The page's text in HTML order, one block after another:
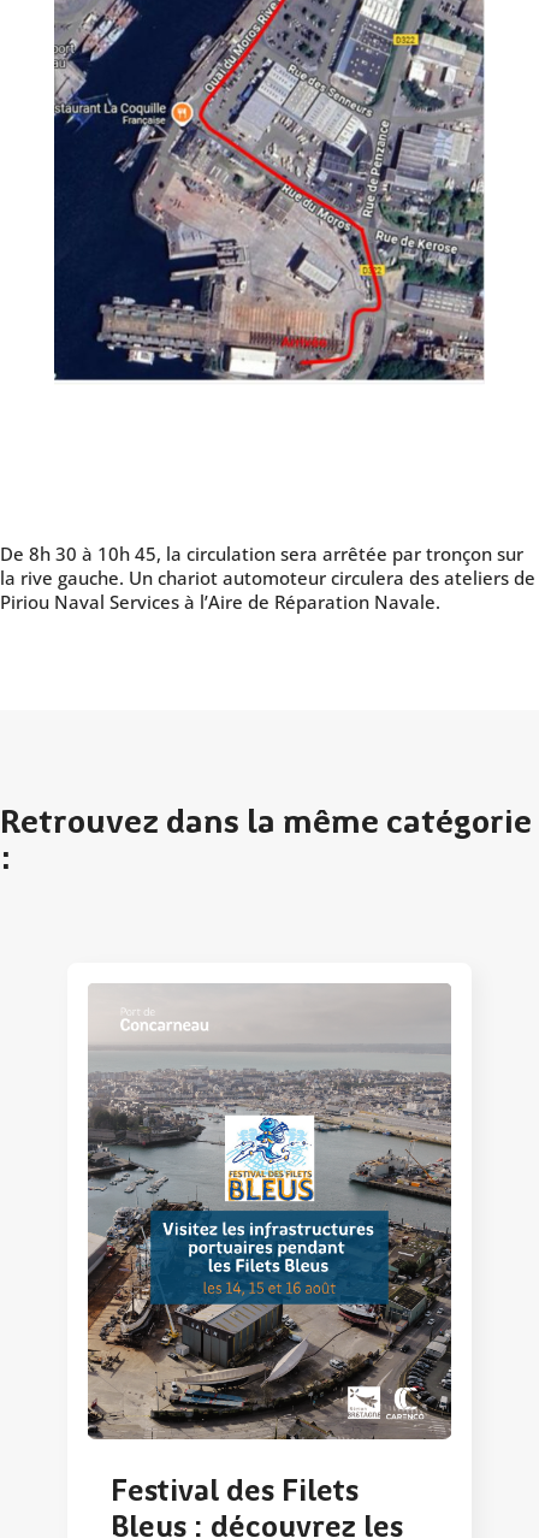
De 8h 30 à 10h 45, la circulation sera arrêtée par tronçon sur
la rive gauche. Un chariot automoteur circulera des ateliers de
Piriou Naval Services à l’Aire de Réparation Navale.
Retrouvez dans la même catégorie
:
Festival des Filets
Bleus : découvrez les